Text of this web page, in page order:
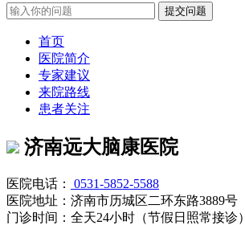
首页
医院简介
专家建议
来院路线
患者关注
济南远大脑康医院
医院电话：
0531-5852-5588
医院地址：济南市历城区二环东路3889号
门诊时间：全天24小时（节假日照常接诊）